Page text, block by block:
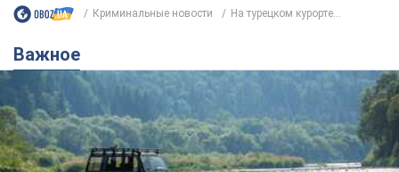
Криминальные новости На турецком курорте...
Важное